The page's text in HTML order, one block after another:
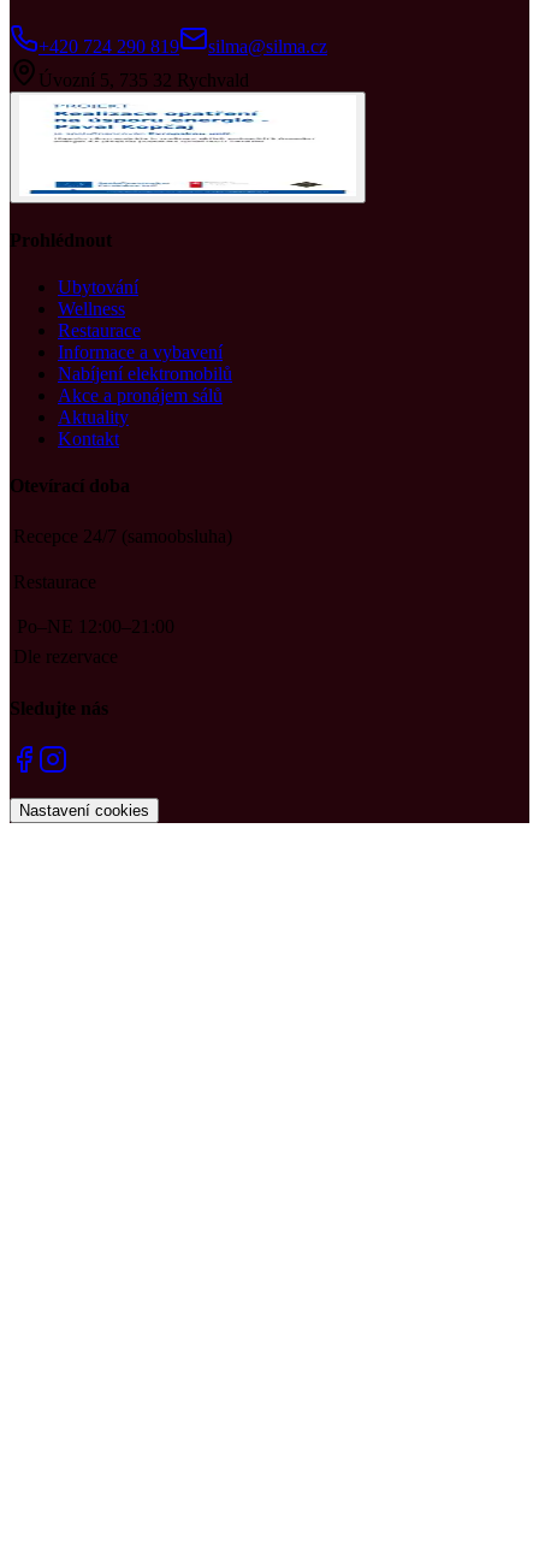
+420 724 290 819
silma@silma.cz
Úvozní 5, 735 32 Rychvald
Prohlédnout
Ubytování
Wellness
Restaurace
Informace a vybavení
Nabíjení elektromobilů
Akce a pronájem sálů
Aktuality
Kontakt
Otevírací doba
Recepce 24/7 (samoobsluha)
Restaurace
Po–NE
12:00–21:00
Dle rezervace
Sledujte nás
Nastavení cookies